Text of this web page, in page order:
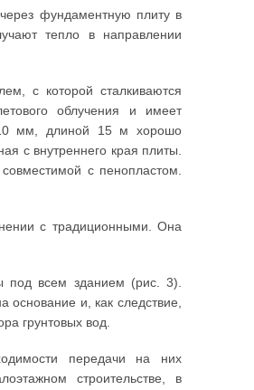
фундаментную плиту в
тепло в направлении
с которой сталкиваются
облучения и имеет
мм, длиной 15 м хорошо
с внутреннего края плиты.
с пенопластом.
с традиционными. Она
под всем зданием (рис. 3).
и, как следствие,
грунтовых вод.
передачи на них
строительстве, в